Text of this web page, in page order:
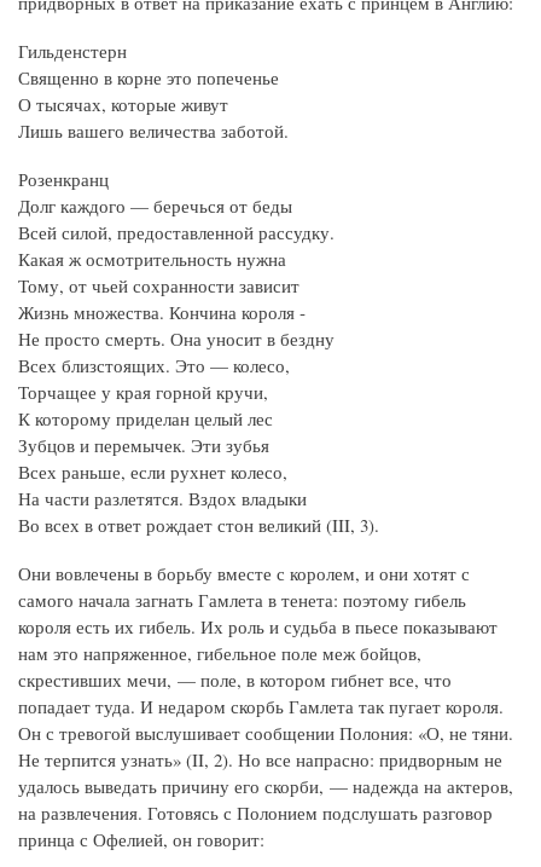
Гильденстерн
Священно в корне это попеченье
О тысячах, которые живут
Лишь вашего величества заботой.
Розенкранц
Долг каждого — беречься от беды
Всей силой, предоставленной рассудку.
Какая ж осмотрительность нужна
Тому, от чьей сохранности зависит
Жизнь множества. Кончина короля ‑
Не просто смерть. Она уносит в бездну
Всех близстоящих. Это — колесо,
Торчащее у края горной кручи,
К которому приделан целый лес
Зубцов и перемычек. Эти зубья
Всех раньше, если рухнет колесо,
На части разлетятся. Вздох владыки
Во всех в ответ рождает стон великий (III, 3).
Они вовлечены в борьбу вместе с королем, и они хотят с
самого начала загнать Гамлета в тенета: поэтому гибель
короля есть их гибель. Их роль и судьба в пьесе показывают
нам это напряженное, гибельное поле меж бойцов,
скрестивших мечи, — поле, в котором гибнет все, что
попадает туда. И недаром скорбь Гамлета так пугает короля.
Он с тревогой выслушивает сообщении Полония: «О, не тяни.
Не терпится узнать» (II, 2). Но все напрасно: придворным не
удалось выведать причину его скорби, — надежда на актеров,
на развлечения. Готовясь с Полонием подслушать разговор
принца с Офелией, он говорит: